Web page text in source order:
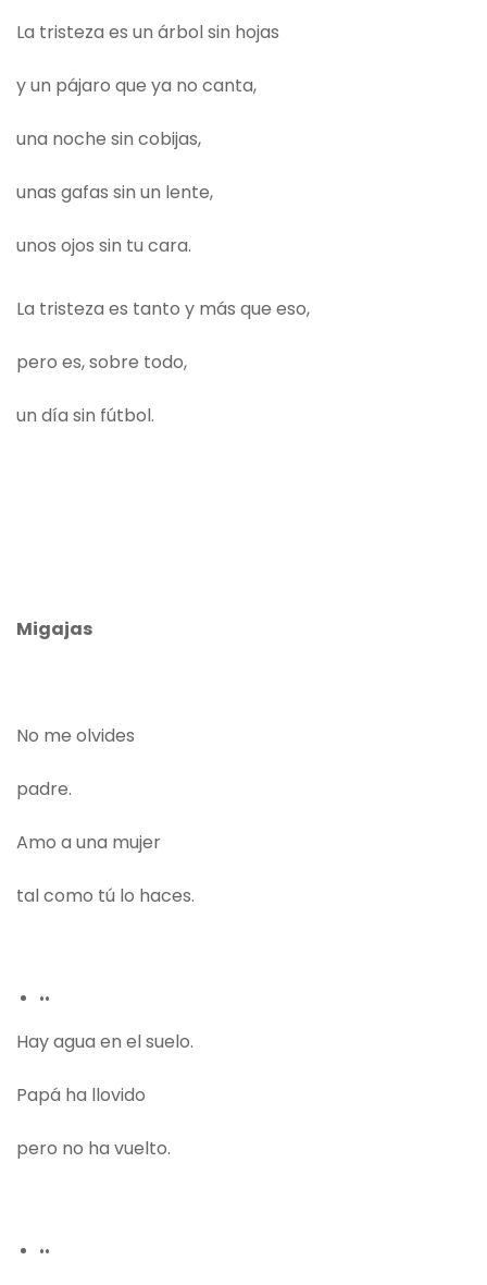
La tristeza es un árbol sin hojas
y un pájaro que ya no canta,
una noche sin cobijas,
unas gafas sin un lente,
unos ojos sin tu cara.
La tristeza es tanto y más que eso,
pero es, sobre todo,
un día sin fútbol.
Migajas
No me olvides
padre.
Amo a una mujer
tal como tú lo haces.
••
Hay agua en el suelo.
Papá ha llovido
pero no ha vuelto.
••